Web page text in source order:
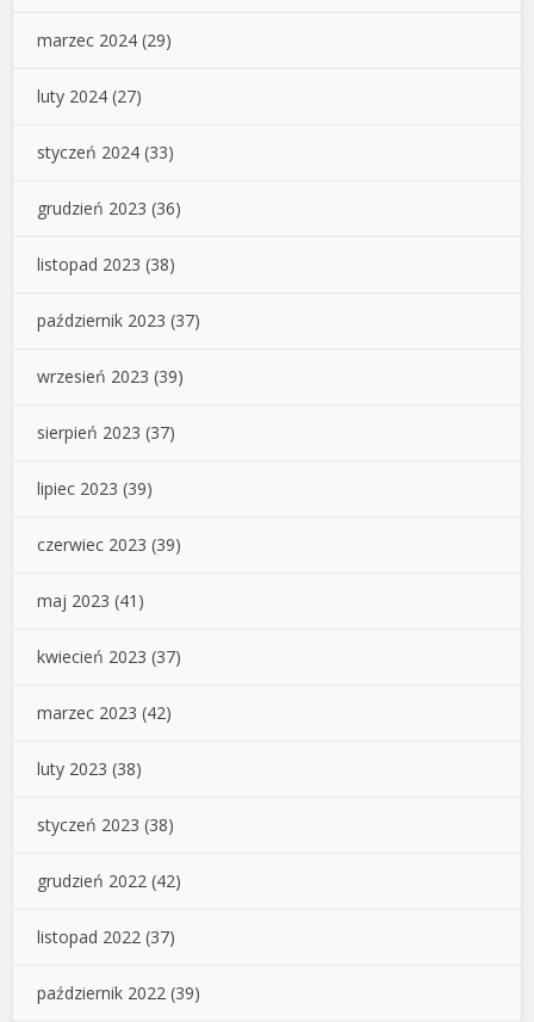
marzec 2024 (29)
luty 2024 (27)
styczeń 2024 (33)
grudzień 2023 (36)
listopad 2023 (38)
październik 2023 (37)
wrzesień 2023 (39)
sierpień 2023 (37)
lipiec 2023 (39)
czerwiec 2023 (39)
maj 2023 (41)
kwiecień 2023 (37)
marzec 2023 (42)
luty 2023 (38)
styczeń 2023 (38)
grudzień 2022 (42)
listopad 2022 (37)
październik 2022 (39)